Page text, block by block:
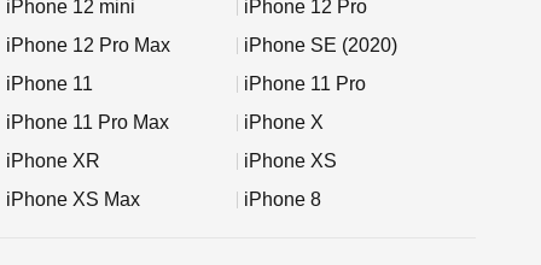
iPhone 12 mini
iPhone 12 Pro
iPhone 12 Pro Max
iPhone SE (2020)
iPhone 11
iPhone 11 Pro
iPhone 11 Pro Max
iPhone X
iPhone XR
iPhone XS
iPhone XS Max
iPhone 8